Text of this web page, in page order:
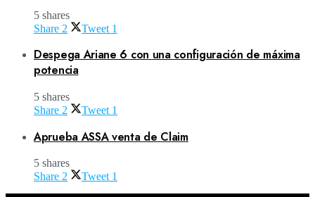
5 shares
Share 2 Tweet 1
Despega Ariane 6 con una configuración de máxima
potencia
5 shares
Share 2 Tweet 1
Aprueba ASSA venta de Claim
5 shares
Share 2 Tweet 1